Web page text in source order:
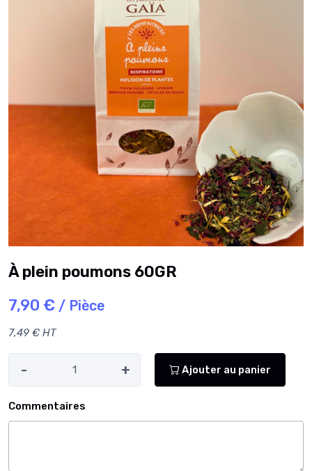
À plein poumons 60GR
7,90 € / Pièce
7,49 € HT
- + Ajouter au panier
Commentaires